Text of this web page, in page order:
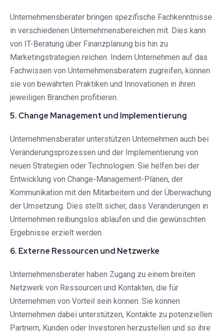
Unternehmensberater bringen spezifische Fachkenntnisse
in verschiedenen Unternehmensbereichen mit. Dies kann
von IT-Beratung über Finanzplanung bis hin zu
Marketingstrategien reichen. Indem Unternehmen auf das
Fachwissen von Unternehmensberatern zugreifen, können
sie von bewährten Praktiken und Innovationen in ihren
jeweiligen Branchen profitieren.
5. Change Management und Implementierung
Unternehmensberater unterstützen Unternehmen auch bei
Veränderungsprozessen und der Implementierung von
neuen Strategien oder Technologien. Sie helfen bei der
Entwicklung von Change-Management-Plänen, der
Kommunikation mit den Mitarbeitern und der Überwachung
der Umsetzung. Dies stellt sicher, dass Veränderungen in
Unternehmen reibungslos ablaufen und die gewünschten
Ergebnisse erzielt werden.
6. Externe Ressourcen und Netzwerke
Unternehmensberater haben Zugang zu einem breiten
Netzwerk von Ressourcen und Kontakten, die für
Unternehmen von Vorteil sein können. Sie können
Unternehmen dabei unterstützen, Kontakte zu potenziellen
Partnern, Kunden oder Investoren herzustellen und so ihre